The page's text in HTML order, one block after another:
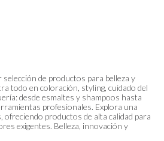
de productos para belleza y
todo en coloración, styling, cuidado del
desde esmaltes y shampoos hasta
profesionales. Explora una
ofreciendo productos de alta calidad para
exigentes. Belleza, innovación y